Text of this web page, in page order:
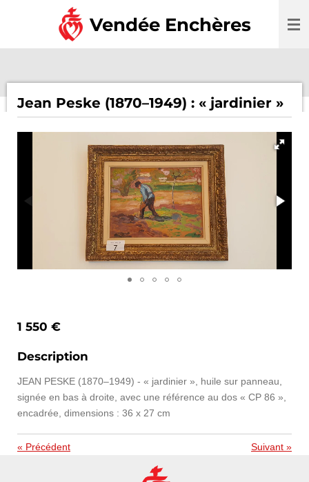
Vendée Enchères
Jean Peske (1870–1949) : « jardinier »
1 550 €
Description
JEAN PESKE (1870–1949) - « jardinier », huile sur panneau,
signée en bas à droite, avec une référence au dos « CP 86 »,
encadrée, dimensions : 36 x 27 cm
« Précédent Suivant »